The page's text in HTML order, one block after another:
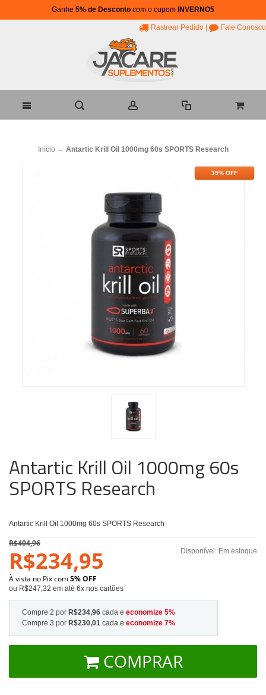
Ganhe 5% de Desconto com o cupom INVERNO5
Rastrear Pedido Fale Conosco
Início → Antartic Krill Oil 1000mg 60s SPORTS Research
39% OFF
Antartic Krill Oil 1000mg 60s
SPORTS Research
Antartic Krill Oil 1000mg 60s SPORTS Research
Disponível: Em estoque
R$404,96
R$234,95
À vista no Pix com5% OFF
ou R$247,32 em até 6x nos cartões
Compre 2 por R$234,96 cada e economize 5%
Compre 3 por R$230,01 cada e economize 7%
COMPRAR